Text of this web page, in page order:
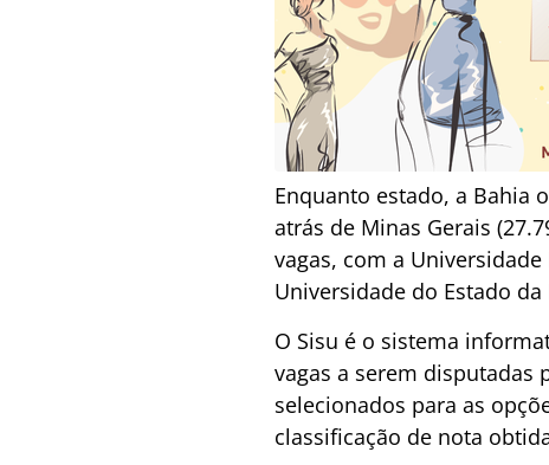
Enquanto estado, a Bahia
atrás de Minas Gerais
vagas, com a
Universidade do Estado da
O Sisu é o sistema
vagas a serem disputadas
selecionados para as
classificação de nota